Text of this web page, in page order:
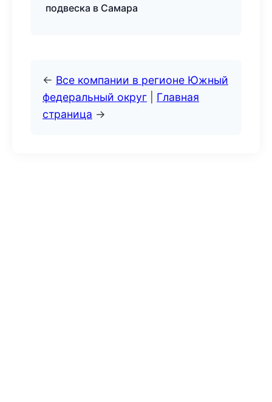
подвеска в Самара
← Все компании в регионе Южный
федеральный округ
Главная
страница →